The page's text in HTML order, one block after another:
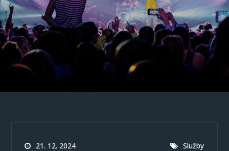
21. 12. 2024 Služby